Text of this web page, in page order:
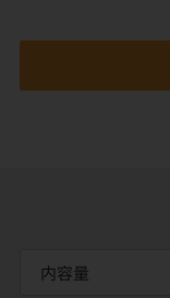
内容量